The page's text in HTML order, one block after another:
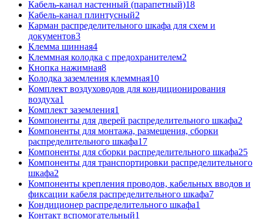
Кабель-канал настенный (парапетный)18
Кабель-канал плинтусный2
Карман распределительного шкафа для схем и
документов3
Клемма шинная4
Клеммная колодка с предохранителем2
Кнопка нажимная8
Колодка заземления клеммная10
Комплект воздуховодов для кондиционирования
воздуха1
Комплект заземления1
Компоненты для дверей распределительного шкафа2
Компоненты для монтажа, размещения, сборки
распределительного шкафа17
Компоненты для сборки распределительного шкафа25
Компоненты для транспортировки распределительного
шкафа2
Компоненты крепления проводов, кабельных вводов и
фиксации кабеля распределительного шкафа7
Кондиционер распределительного шкафа1
Контакт вспомогательный1